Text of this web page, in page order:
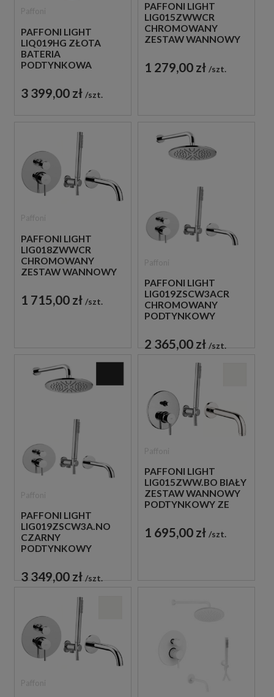
PAFFONI LIGHT
LIQ019HG ZŁOTA
BATERIA
PODTYNKOWA
DROŻNA
3 399,00 zł szt.
PAFFONI LIGHT
LIG015ZWWCR
CHROMOWANY
ZESTAW WANNOWY
SŁUCHAWKĄ
PRYSZNICOWĄ
1 279,00 zł szt.
PAFFONI LIGHT
LIG018ZWWCR
CHROMOWANY
ZESTAW WANNOWY
SŁUCHAWKĄ
PRYSZNICOWĄ
1 715,00 zł szt.
PAFFONI LIGHT
LIG019ZSCW3ACR
CHROMOWANY
PODTYNKOWY
PRYSZNICOWY Z
WYLEWKĄ
2 365,00 zł szt.
PAFFONI LIGHT
LIG019ZSCW3A.NO
CZARNY
PODTYNKOWY
PRYSZNICOWY Z
WYLEWKĄ
3 349,00 zł szt.
PAFFONI LIGHT
LIG015ZWW.BO BIAŁY
ZESTAW WANNOWY
PODTYNKOWY ZE
PRYSZNICOWĄ
1 695,00 zł szt.